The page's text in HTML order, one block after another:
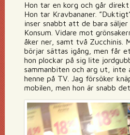
Hon tar en korg och går direkt
Hon tar Kravbananer.
inser snabbt att de bara säljer
Konsum. Vidare mot
åker ner, samt två Zucchinis.
börjar sättas igång, men får
hon plockar på sig lite
sammanbiten och arg ut, inte
henne på TV. Jag försöker
mobilen, men hon är snabb